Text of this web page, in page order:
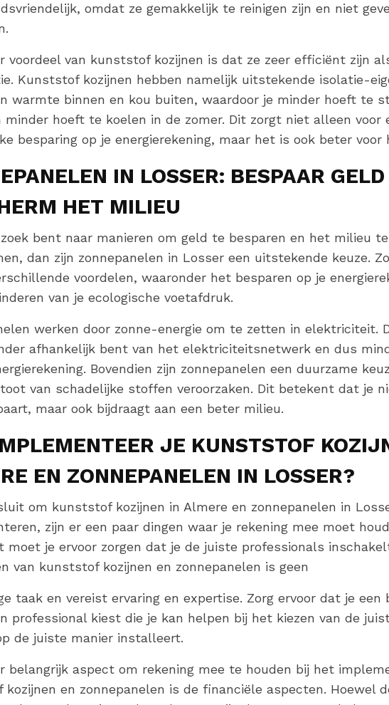
omdat ze gemakkelijk te reinigen zijn en niet
voordeel van kunststof kozijnen is dat ze zeer efficiënt zijn
Kunststof kozijnen hebben namelijk uitstekende isolatie-
warmte binnen en kou buiten, waardoor je minder hoeft te
minder hoeft te koelen in de zomer. Dit zorgt niet alleen voor
besparing op je energierekening, maar het is ook beter voor
IN LOSSER: BESPAAR GELD
HET MILIEU
bent naar manieren om geld te besparen en het milieu te
dan zijn zonnepanelen in Losser een uitstekende keuze.
voordelen, waaronder het besparen op je
van je ecologische voetafdruk.
werken door zonne-energie om te zetten in elektriciteit.
afhankelijk bent van het elektriciteitsnetwerk en dus
Bovendien zijn zonnepanelen een duurzame
van schadelijke stoffen veroorzaken. Dit betekent dat je
maar ook bijdraagt aan een beter milieu.
JE KUNSTSTOF
EN ZONNEPANELEN IN LOSSER?
om kunststof kozijnen in Almere en zonnepanelen in
zijn er een paar dingen waar je rekening mee moet
moet je ervoor zorgen dat je de juiste professionals
van kunststof kozijnen en zonnepanelen is geen
taak en vereist ervaring en expertise. Zorg ervoor dat je een
professional kiest die je kan helpen bij het kiezen van de
de juiste manier installeert.
belangrijk aspect om rekening mee te houden bij het
en zonnepanelen is de financiële aspecten. Hoewel